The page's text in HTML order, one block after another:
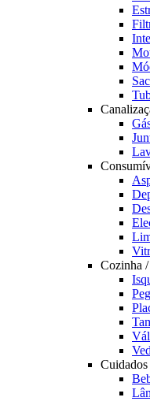
Cozinha
Cuidados